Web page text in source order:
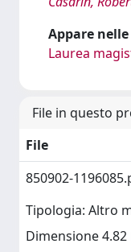
Appare
Laurea
File in questo
File
850902-
Tipologia: Altro
Dimensione 4.82